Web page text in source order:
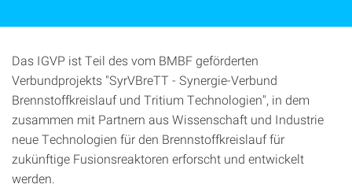
Das IGVP ist Teil des vom BMBF geförderten
Verbundprojekts "SyrVBreTT - Synergie-Verbund
Brennstoffkreislauf und Tritium Technologien", in dem
zusammen mit Partnern aus Wissenschaft und Industrie
neue Technologien für den Brennstoffkreislauf für
zukünftige Fusionsreaktoren erforscht und entwickelt
werden.